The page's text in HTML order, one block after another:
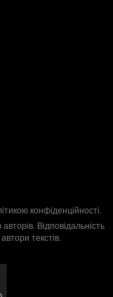
конфіденційності.
Відповідальність
текстів.